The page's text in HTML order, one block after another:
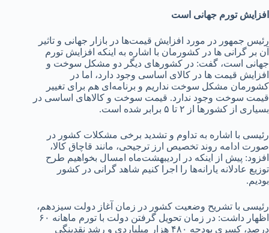
افزایش تورم جهانی است
رئیس جمهور در مورد افزایش قیمت‌ها در بازار جهانی و تاثیر
آن بر گرانی ها در کشورمان با اشاره به اینکه افزایش تورم
جهانی است، گفت: در کشورهای دیگر دو مشکل سوخت و
افزایش قیمت ها در کالای اساسی وجود دارد، اما در
کشورمان مشکل سوخت نداریم و برنامه‌ای هم برای تغییر
قیمت سوخت وجود ندارد. قیمت سوخت و کالاهای اساسی در
بسیاری از کشورها از ۲ تا ۵ برابر شده است.
رئیسی با اشاره به تداوم و تشدید برخی مشکلات کشور در
صورت ادامه روند تخصیص ارز ترجیحی، مانند قاچاق کالا،
افزود: پیش از اینکه در اردیبهشت‌ماه امسال بخواهیم طرح
توزیع عادلانه یارانه‌ها را اجرا کنیم شاهد گرانی در کشور
بودیم.
رئیسی با تشریح وضعیت کشور در زمان آغاز دولت سیزدهم،
اظهار داشت: در زمان تحویل گرفتن دولت با تورم ماهانه ۶۰
درصد، کسری بودجه ۴۸۰ هزار میلیاردی و رشد نقدینگی